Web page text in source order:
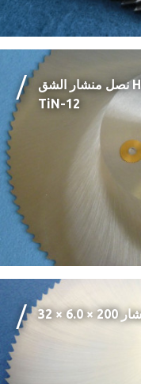
نصل منشار الشق HSS مزود بنصل تقطيع 20 × 0.5 × 5
‎TiN-12